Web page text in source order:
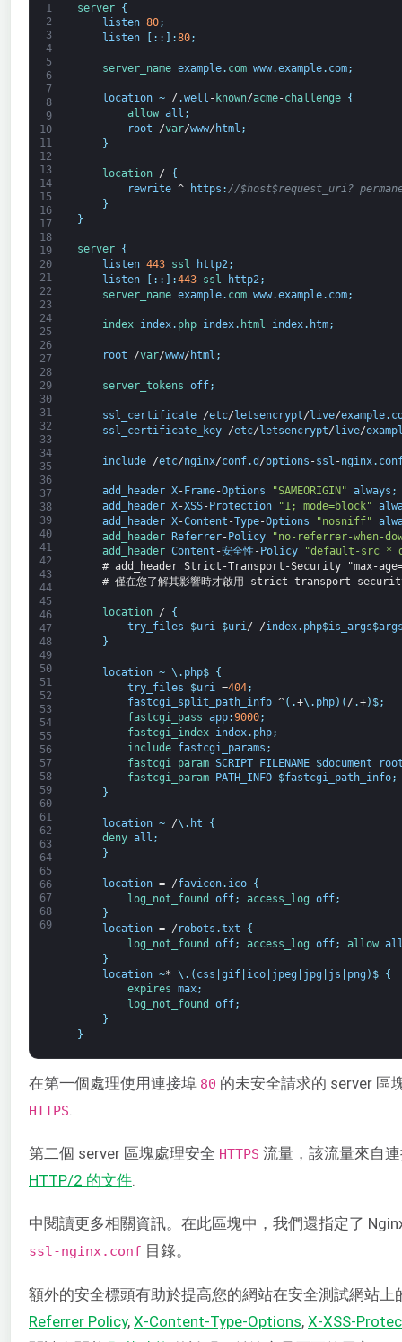
1
2
3
4
5
6
7
8
9
10
11
12
13
14
15
16
17
18
19
20
21
22
23
24
25
26
27
28
29
30
31
32
33
34
35
36
37
38
39
40
41
42
43
44
45
46
47
48
49
50
51
52
53
54
55
56
57
58
59
60
61
62
63
64
65
66
67
68
69
server
{
listen 80;
listen
: : :80;
server_name example. com www.example. com;
location ~ / .well - known/acme-challenge
{
allow all ;
root
/var/www/ html ;
}
location /
{
rewrite ^ https : //$host$request_uri?
}
}
server
{
listen 443 ssl http2;
listen
: : :443 ssl http2;
server_name example. com www.example. com;
index index. php index. html index. htm;
root /var/www/ html ;
server_tokens off;
ssl_certificate /etc/ letsencrypt/ live/example.
ssl_certificate_key
/etc/ letsencrypt/ live/
include /etc/nginx/conf.d /options -ssl -nginx.
add_header X- Frame-Options "SAMEORIGIN" always ;
add_header X-XSS- Protection "1; mode=block"
add_header X-Content -Type-Options "nosniff"
add_header Referrer-Policy
"no-referrer-when-
add_header Content -安全性 - Policy
"default-src *
# add_header Strict-Transport-Security "max-
# 僅在您了解其影響時才啟用 strict transport
location /
{
try_files
$uri $uri/ /index. php$is_args$
}
location ~ \ . php$
{
try_files
$uri =404;
fastcgi_split_path_info ^( .+\ . php) ( / .+) $;
fastcgi_pass app:9000;
fastcgi_index index. php;
include fastcgi_params ;
fastcgi_param SCRIPT_FILENAME $
fastcgi_param
PATH_INFO $fastcgi_path_info;
}
location ~ /\ . ht
{
deny all ;
}
location = /favicon. ico
{
log_not_found off; access_log off;
}
location = / robots .txt
{
log_not_found off; access_log off; allow
}
location ~* \ . ( css gif| ico| jpeg jpg js png ) $
{
expires max;
log_not_found off;
}
}
在第一個處理使用連接埠 80 的未安全請求的 server
HTTPS
第二個 server 區塊處理安全 HTTPS 流量，該流量來自
HTTP/2 的文件.
中閱讀更多相關資訊。在此區塊中，我們還指定了
ssl-nginx.conf 目錄。
額外的安全標頭有助於提高您的網站在安全測試網站
Referrer Policy, X-Content-Type-Options, X-XSS-